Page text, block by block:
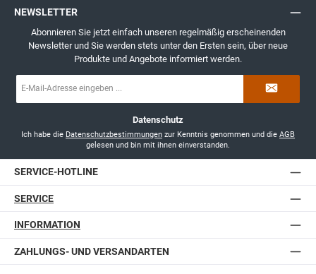
NEWSLETTER
Abonnieren Sie jetzt einfach unseren regelmäßig erscheinenden
Newsletter und Sie werden stets unter den Ersten sein, über neue
Produkte und Angebote informiert werden.
Mail-
Datenschutz
Ich habe die Datenschutzbestimmungen zur Kenntnis genommen und die AGB
gelesen und bin mit ihnen einverstanden.
SERVICE-HOTLINE
SERVICE
INFORMATION
ZAHLUNGS- UND VERSANDARTEN